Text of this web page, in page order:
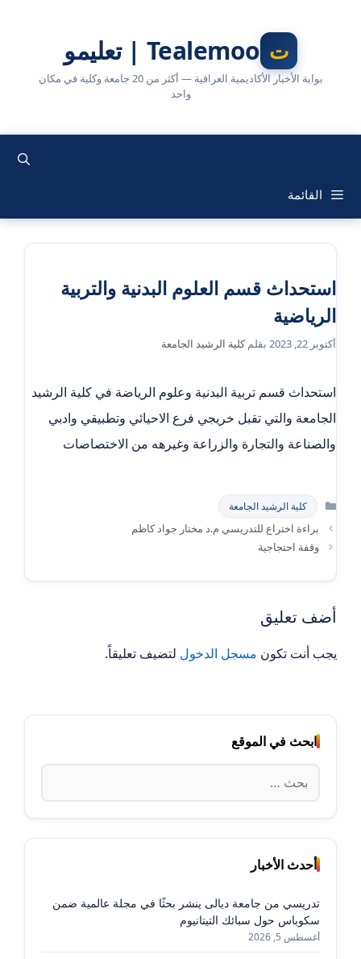
Tealemoo | تعليمو
بوابة الأخبار الأكاديمية العراقية — أكثر من 20 جامعة وكلية في مكان
واحد
القائمة
استحداث قسم العلوم البدنية والتربية
الرياضية
أكتوبر 22, 2023 بقلمكلية الرشيد الجامعة
استحداث قسم تربية البدنية وعلوم الرياضة في كلية الرشيد
الجامعة والتي تقبل خريجي فرع الاحيائي وتطبيقي وادبي
والصناعة والتجارة والزراعة وغيرهه من الاختصاصات
التصنيفات
كلية الرشيد الجامعة
براءة اختراع للتدريسي م.د مختار جواد كاظم
وقفة احتجاجية
أضف تعليق
يجب أنت تكون مسجل الدخول لتضيف تعليقاً.
ابحث في الموقع
البحث
عن:
أحدث الأخبار
تدريسي من جامعة ديالى ينشر بحثًا في مجلة عالمية ضمن
سكوباس حول سبائك التيتانيوم
أغسطس 5, 2026